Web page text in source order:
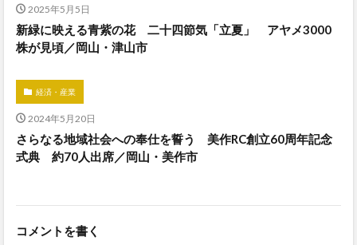
2025年5月5日
新緑に映える青紫の花 二十四節気「立夏」 アヤメ3000
株が見頃／岡山・津山市
経済・産業
2024年5月20日
さらなる地域社会への奉仕を誓う 美作RC創立60周年記念
式典 約70人出席／岡山・美作市
コメントを書く